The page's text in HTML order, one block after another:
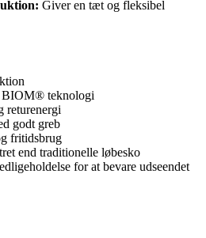
Giver en tæt og fleksibel
BIOM® teknologi
returenergi
godt greb
fritidsbrug
end traditionelle løbesko
for at bevare udseendet